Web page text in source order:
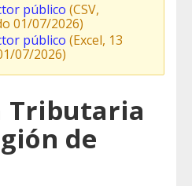
público (CSV,
01/07/2026)
público (Excel, 13
07/2026)
Tributaria
de